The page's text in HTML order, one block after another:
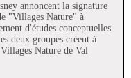
annoncent la signature
"Villages Nature" à
d'études conceptuelles
deux groupes créent à
Nature de Val